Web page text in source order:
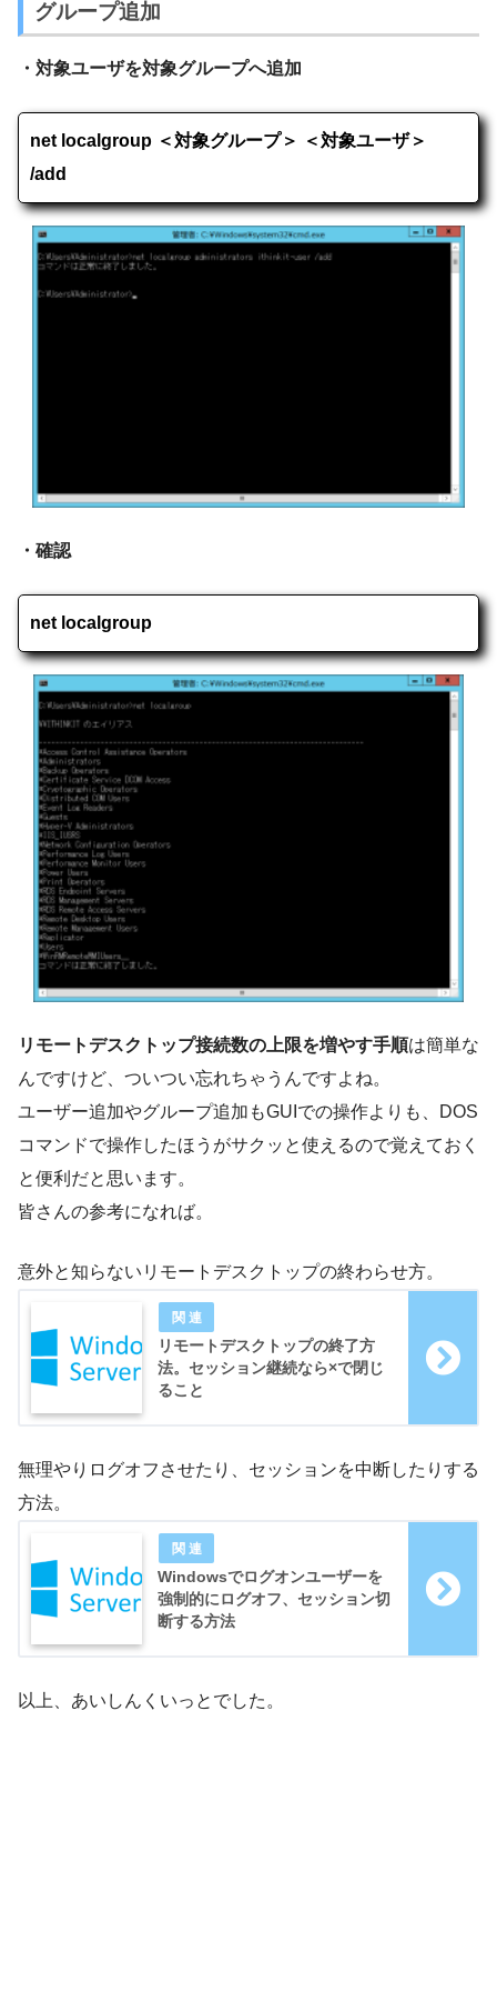
グループ追加
・対象ユーザを対象グループへ追加
net localgroup ＜対象グループ＞ ＜対象ユーザ＞
/add
・確認
net localgroup
リモートデスクトップ接続数の上限を増やす手順は簡単な
んですけど、ついつい忘れちゃうんですよね。
ユーザー追加やグループ追加もGUIでの操作よりも、DOS
コマンドで操作したほうがサクッと使えるので覚えておく
と便利だと思います。
皆さんの参考になれば。
意外と知らないリモートデスクトップの終わらせ方。
リモートデスクトップの終了方
法。セッション継続なら×で閉じ
ること
無理やりログオフさせたり、セッションを中断したりする
方法。
Windowsでログオンユーザーを
強制的にログオフ、セッション切
断する方法
以上、あいしんくいっとでした。